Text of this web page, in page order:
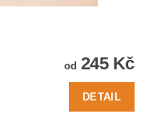
od 245 Kč
DETAIL